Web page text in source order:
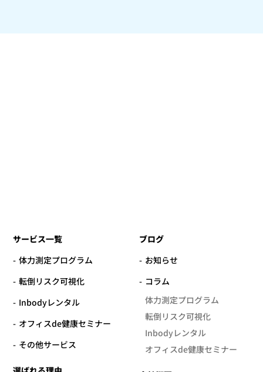
サービス一覧
体力測定プログラム
転倒リスク可視化
Inbodyレンタル
オフィスde健康セミナー
その他サービス
ブログ
お知らせ
コラム
体力測定プログラム
転倒リスク可視化
Inbodyレンタル
オフィスde健康セミナー